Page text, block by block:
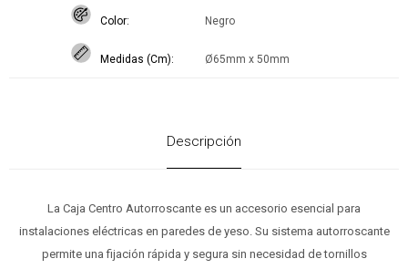
Color Negro
Medidas (Cm) Ø65mm x 50mm
Descripción
La Caja Centro Autorroscante es un accesorio esencial para
instalaciones eléctricas en paredes de yeso. Su sistema autorroscante
permite una fijación rápida y segura sin necesidad de tornillos